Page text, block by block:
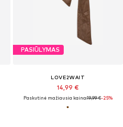
PASIŪLYMAS
LOVE2WAIT
14,99 €
Paskutinė mažiausia kaina:19,99 €-25%